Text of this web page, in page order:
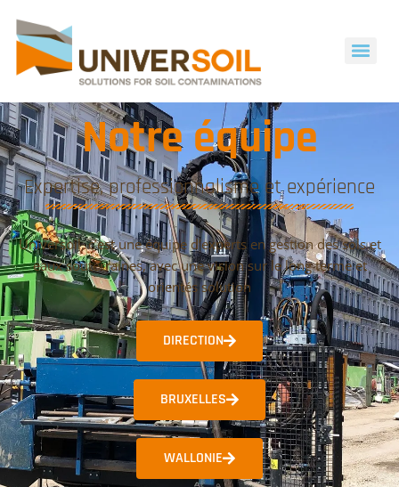
Notre équipe
Expertise, professionnalisme et expérience
Universoil, c’est une équipe d’experts en gestion des sols et
eaux souterraines, avec une vision sur le long terme et
orientés solution
DIRECTION
BRUXELLES
WALLONIE